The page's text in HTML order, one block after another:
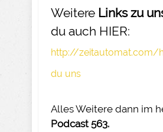
Weitere Links zu
du auch HIER:
http://zeitautomat.com/
du uns
Alles Weitere dann im
Podcast 563.